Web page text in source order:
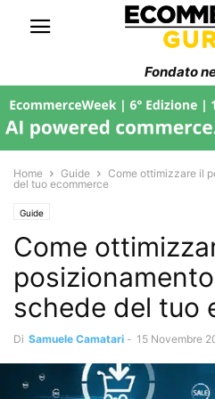
Fondato
Home Guide
Come ottimizzare il
del tuo ecommerce
Guide
Come
schede del tuo
Di Samuele Camatari - 15 Novembre